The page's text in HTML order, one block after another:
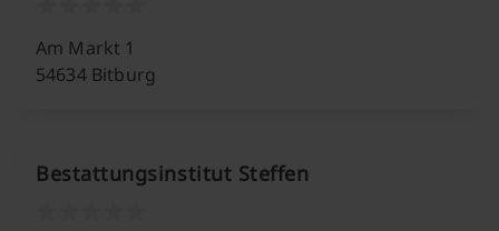
Am Markt 1
54634 Bitburg
Bestattungsinstitut Steffen